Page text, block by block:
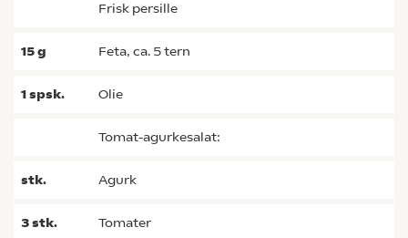
frisk persille
15g feta, ca. 5 tern
1spsk. olie
Tomat-agurkesalat:
stk. agurk
3stk. tomater